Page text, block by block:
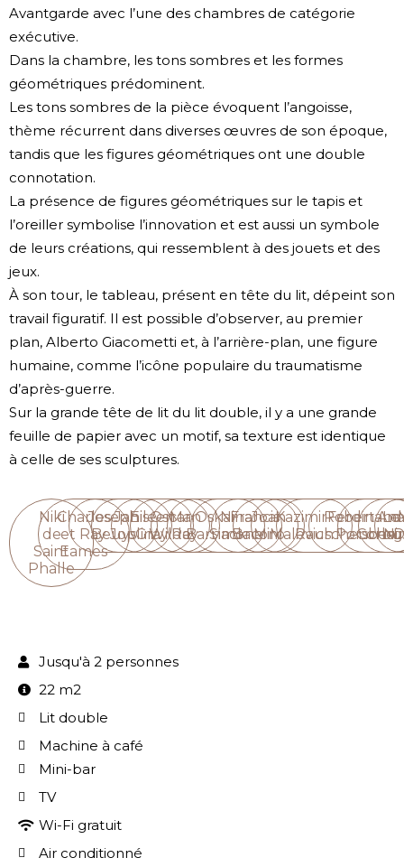
Avantgarde avec l’une des chambres de catégorie
exécutive.
Dans la chambre, les tons sombres et les formes
géométriques prédominent.
Les tons sombres de la pièce évoquent l’angoisse,
thème récurrent dans diverses œuvres de son époque,
tandis que les figures géométriques ont une double
connotation.
La présence de figures géométriques sur le tapis et
l’oreiller symbolise l’innovation et est aussi un symbole
de leurs créations, qui ressemblent à des jouets et des
jeux.
À son tour, le tableau, présent en tête du lit, dépeint son
travail figuratif. Il est possible d’observer, au premier
plan, Alberto Giacometti et, à l’arrière-plan, une figure
humaine, comme l’icône populaire du traumatisme
d’après-guerre.
Sur la grande tête de lit du lit double, il y a une grande
feuille de papier avec un motif, sa texture est identique
à celle de ses sculptures.
Niki
de
Saint
Phalle
Charles
et Ray
Eames
Joseph
Beuys
Janis
Joplin
Eileen
Gray
Oscar
Wilde
Man
Ray
Oskar
Barnack
Nina
Simone
Francis
Bacon
Joan
Miró
Kazimir
Malevich
Robert
Rauschenberg
Ferdinand
Porsche
Le
Jusqu'à 2 personnes
22 m2
Lit double
Machine à café
Mini-bar
TV
Wi-Fi gratuit
Air conditionné